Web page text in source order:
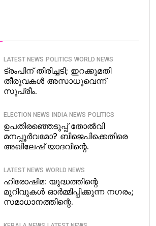
LATEST NEWS POLITICS WORLD NEWS
ട്രംപിന് തിരിച്ചടി; ഇറക്കുമതി
തീരുവകൾ അസാധുവെന്ന്
സുപ്രീം.
ELECTION NEWS INDIA NEWS POLITICS
ഉപതിരഞ്ഞെടുപ്പ് തോൽവി
മനപ്പൂർവമോ? ബിജെപിക്കെതിരെ
അഖിലേഷ് യാദവിന്റെ.
LATEST NEWS WORLD NEWS
ഹിരോഷിമ: യുദ്ധത്തിന്റെ
മുറിവുകൾ ഓർമ്മിപ്പിക്കുന്ന നഗരം;
സമാധാനത്തിന്റെ.